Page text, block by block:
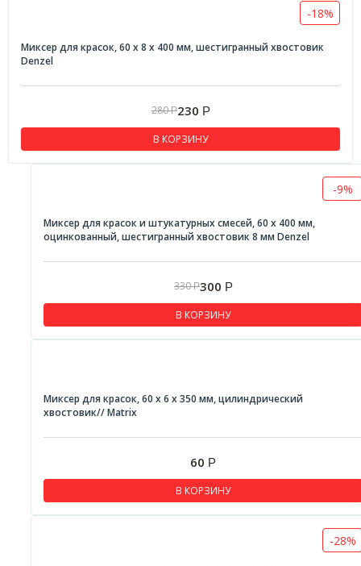
-18%
Миксер для красок, 60 х 8 х 400 мм, шестигранный хвостовик
Denzel
280Р230 Р
В КОРЗИНУ
-9%
Миксер для красок и штукатурных смесей, 60 х 400 мм,
оцинкованный, шестигранный хвостовик 8 мм Denzel
330Р300 Р
В КОРЗИНУ
Миксер для красок, 60 х 6 х 350 мм, цилиндрический
хвостовик// Matrix
60 Р
В КОРЗИНУ
-28%